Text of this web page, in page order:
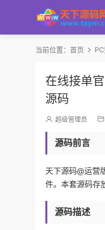
当前位置： 首页
在线接单
源码
超级管理员
源码前言
天下源码@运营
件。本套源码存
源码描述